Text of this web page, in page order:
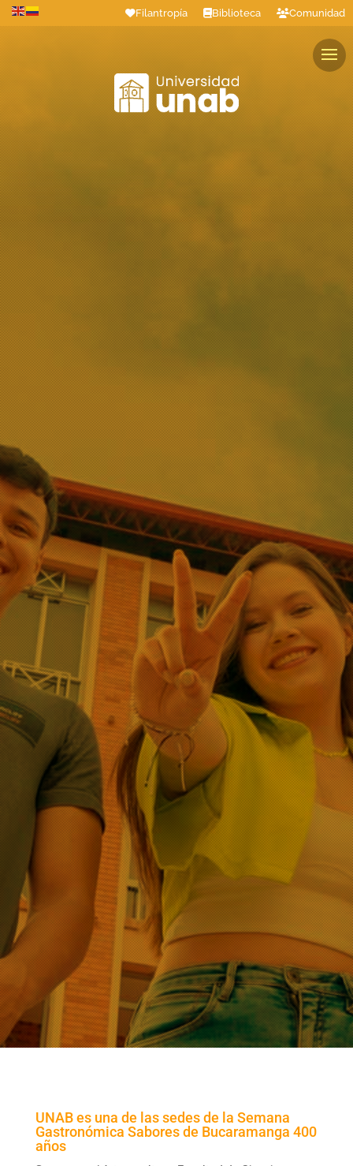
Filantropía Biblioteca Comunidad
Estudiantes Profesores Colaboradores Graduados
UNAB es una de las sedes de la Semana
Gastronómica Sabores de Bucaramanga 400
años